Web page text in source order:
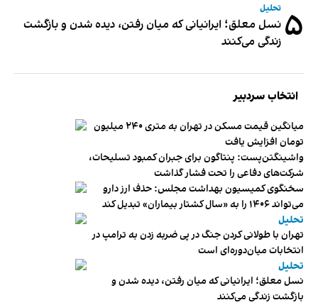
۵ تحلیل
نسل معلق؛ ایرانیانی که میان رفتن، دیده شدن و بازگشت
زندگی می‌کنند
انتخاب سردبیر
میانگین قیمت مسکن در تهران به متری ۲۴۰ میلیون
تومان افزایش یافت
واشینگتن‌پست: پنتاگون برای جبران کمبود تسلیحات،
شرکت‌های دفاعی را تحت فشار گذاشت
سخنگوی کمیسیون بهداشت مجلس: حذف ارز دارو
می‌تواند ۱۴۰۶ را به «سال کشتار بیماران» تبدیل کند
تحلیل
تهران با طولانی کردن جنگ در پی ضربه زدن به ترامپ در
انتخابات میان‌دوره‌ای است
تحلیل
نسل معلق؛ ایرانیانی که میان رفتن، دیده شدن و
بازگشت زندگی می‌کنند